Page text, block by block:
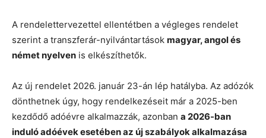
A rendelettervezettel ellentétben a végleges rendelet
szerint a transzferár-nyilvántartások magyar, angol és
német nyelven is elkészíthetők.
Az új rendelet 2026. január 23-án lép hatályba. Az adózók
dönthetnek úgy, hogy rendelkezéseit már a 2025-ben
kezdődő adóévre alkalmazzák, azonban a 2026-ban
induló adóévek esetében az új szabályok alkalmazása